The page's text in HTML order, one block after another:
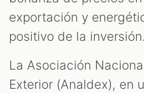
exportación y
positivo de la inversión.
La Asociación
Exterior (Analdex), en